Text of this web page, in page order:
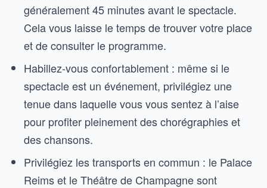
généralement 45 minutes avant le spectacle.
Cela vous laisse le temps de trouver votre place
et de consulter le programme.
Habillez-vous confortablement : même si le
spectacle est un événement, privilégiez une
tenue dans laquelle vous vous sentez à l’aise
pour profiter pleinement des chorégraphies et
des chansons.
Privilégiez les transports en commun : le Palace
Reims et le Théâtre de Champagne sont